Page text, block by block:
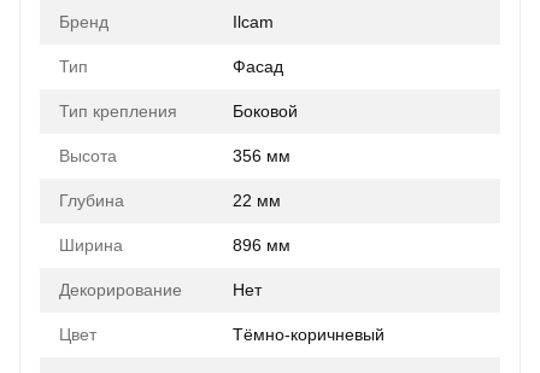
Бренд Ilcam
Тип Фасад
Тип крепления Боковой
Высота 356 мм
Глубина 22 мм
Ширина 896 мм
Декорирование Нет
Цвет Тёмно-коричневый